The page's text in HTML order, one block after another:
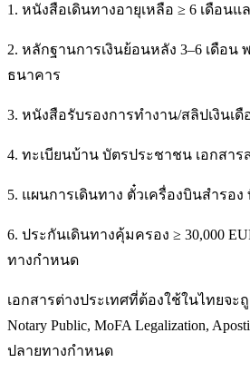
1. หนังสือเดินทางอายุเหลือ ≥ 6 เดือนแ
2. หลักฐานการเงินย้อนหลัง 3–6 เดือน
ธนาคาร
3. หนังสือรับรองการทำงาน/สลิปเงินเดื
4. ทะเบียนบ้าน บัตรประชาชน เอกสา
5. แผนการเดินทาง ตั๋วเครื่องบินสำรอ
6. ประกันเดินทางคุ้มครอง ≥ 30,000
ทางกำหนด
เอกสารต่างประเทศที่ต้องใช้ในไทยจะ
Notary Public, MoFA Legalization,
ปลายทางกำหนด